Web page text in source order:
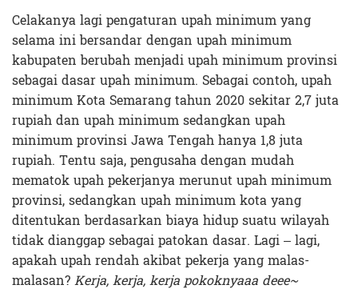
Celakanya lagi pengaturan upah minimum yang
selama ini bersandar dengan upah minimum
kabupaten berubah menjadi upah minimum provinsi
sebagai dasar upah minimum. Sebagai contoh, upah
minimum Kota Semarang tahun 2020 sekitar 2,7 juta
rupiah dan upah minimum sedangkan upah
minimum provinsi Jawa Tengah hanya 1,8 juta
rupiah. Tentu saja, pengusaha dengan mudah
mematok upah pekerjanya merunut upah minimum
provinsi, sedangkan upah minimum kota yang
ditentukan berdasarkan biaya hidup suatu wilayah
tidak dianggap sebagai patokan dasar. Lagi – lagi,
apakah upah rendah akibat pekerja yang malas-
malasan?Kerja, kerja, kerja pokoknyaaa deee~